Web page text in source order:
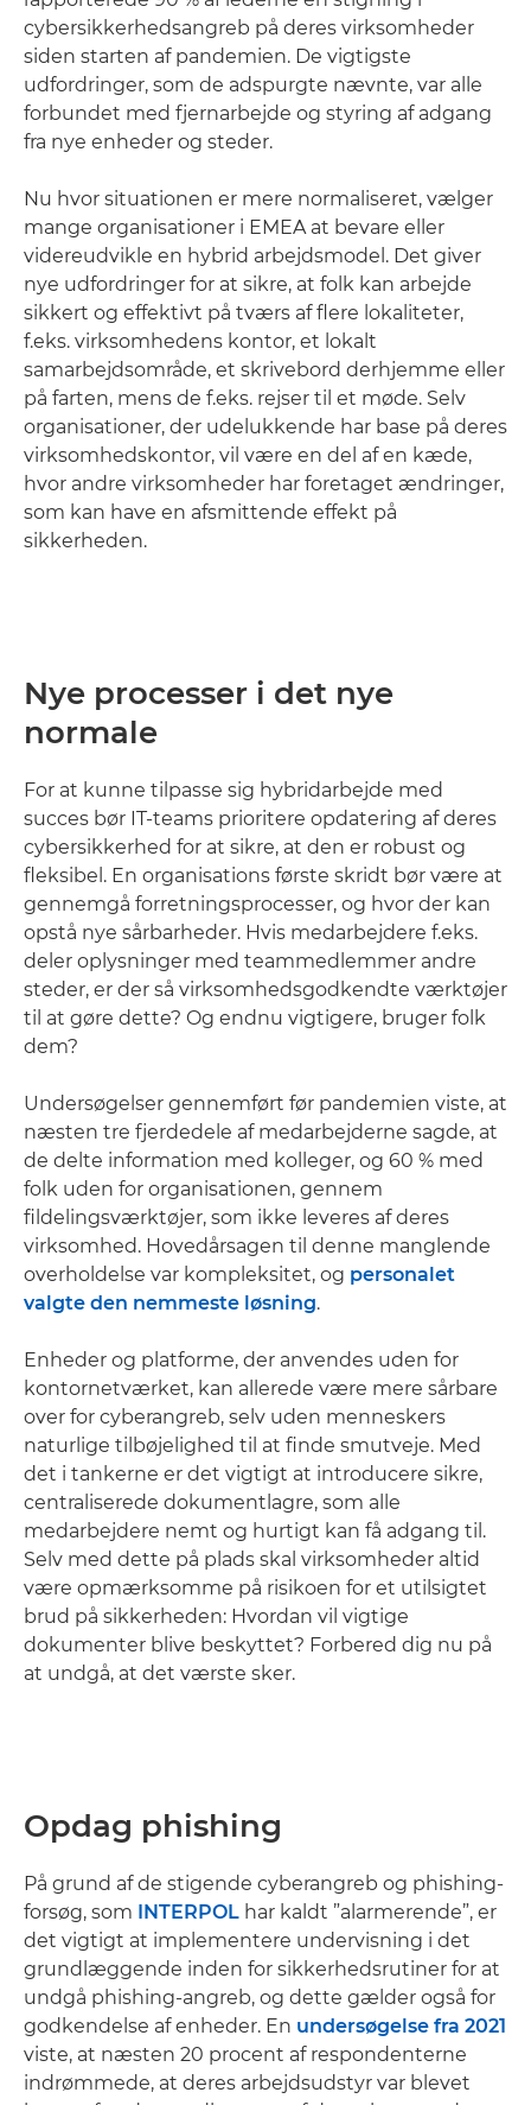
cybersikkerhedsangreb på deres virksomheder
siden starten af pandemien. De vigtigste
udfordringer, som de adspurgte nævnte, var alle
forbundet med fjernarbejde og styring af adgang
fra nye enheder og steder.
Nu hvor situationen er mere normaliseret, vælger
mange organisationer i EMEA at bevare eller
videreudvikle en hybrid arbejdsmodel. Det giver
nye udfordringer for at sikre, at folk kan arbejde
sikkert og effektivt på tværs af flere lokaliteter,
f.eks. virksomhedens kontor, et lokalt
samarbejdsområde, et skrivebord derhjemme eller
på farten, mens de f.eks. rejser til et møde. Selv
organisationer, der udelukkende har base på deres
virksomhedskontor, vil være en del af en kæde,
hvor andre virksomheder har foretaget ændringer,
som kan have en afsmittende effekt på
sikkerheden.
Nye processer i det nye
normale
For at kunne tilpasse sig hybridarbejde med
succes bør IT-teams prioritere opdatering af deres
cybersikkerhed for at sikre, at den er robust og
fleksibel. En organisations første skridt bør være at
gennemgå forretningsprocesser, og hvor der kan
opstå nye sårbarheder. Hvis medarbejdere f.eks.
deler oplysninger med teammedlemmer andre
steder, er der så virksomhedsgodkendte værktøjer
til at gøre dette? Og endnu vigtigere, bruger folk
dem?
Undersøgelser gennemført før pandemien viste, at
næsten tre fjerdedele af medarbejderne sagde, at
de delte information med kolleger, og 60 % med
folk uden for organisationen, gennem
fildelingsværktøjer, som ikke leveres af deres
virksomhed. Hovedårsagen til denne manglende
overholdelse var kompleksitet, og personalet
valgte den nemmeste løsning.
Enheder og platforme, der anvendes uden for
kontornetværket, kan allerede være mere sårbare
over for cyberangreb, selv uden menneskers
naturlige tilbøjelighed til at finde smutveje. Med
det i tankerne er det vigtigt at introducere sikre,
centraliserede dokumentlagre, som alle
medarbejdere nemt og hurtigt kan få adgang til.
Selv med dette på plads skal virksomheder altid
være opmærksomme på risikoen for et utilsigtet
brud på sikkerheden: Hvordan vil vigtige
dokumenter blive beskyttet? Forbered dig nu på
at undgå, at det værste sker.
Opdag phishing
På grund af de stigende cyberangreb og phishing-
forsøg, som INTERPOL har kaldt ”alarmerende”, er
det vigtigt at implementere undervisning i det
grundlæggende inden for sikkerhedsrutiner for at
undgå phishing-angreb, og dette gælder også for
godkendelse af enheder. En undersøgelse fra 2021
viste, at næsten 20 procent af respondenterne
indrømmede, at deres arbejdsudstyr var blevet